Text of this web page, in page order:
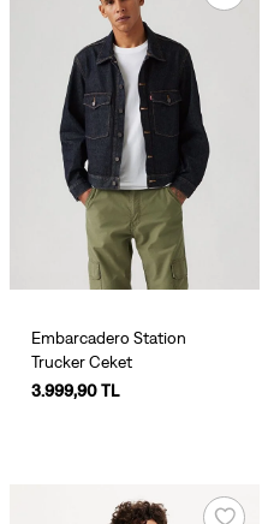
Embarcadero Station
Trucker Ceket
3.999,90 TL